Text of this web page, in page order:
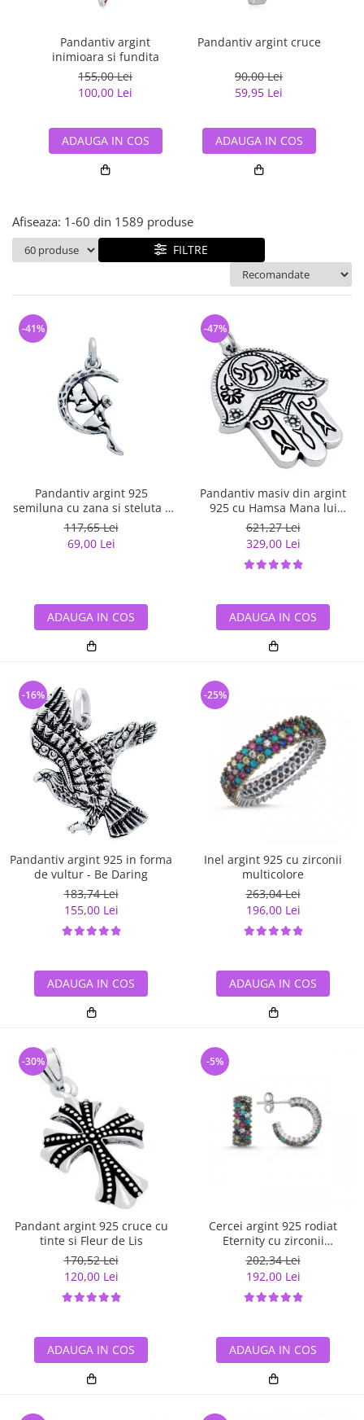
Bijuterii argint placat cu aur
Bijuterii gotice si rock
Bijuterii Handmade
Bijuterii fantezie
Bijuterii tungsten
Solutii si lavete de curatare
bijuterii argint
Pandantiv argint
inimioara si fundita
155,00 Lei
100,00 Lei
ADAUGA IN COS
Pandantiv argint cruce
90,00 Lei
59,95 Lei
ADAUGA IN COS
Afiseaza: 1-60 din 1589 produse
FILTRE
Pandantiv argint 925
semiluna cu zana si steluta -
Be Fantastic PSX0560
117,65 Lei
69,00 Lei
-41%
ADAUGA IN COS
Pandantiv masiv din argint
925 cu Hamsa Mana lui
Fatima
621,27 Lei
329,00 Lei
-47%
ADAUGA IN COS
Pandantiv argint 925 in forma
de vultur - Be Daring
183,74 Lei
155,00 Lei
-16%
ADAUGA IN COS
Inel argint 925 cu zirconii
multicolore
263,04 Lei
196,00 Lei
-25%
ADAUGA IN COS
Pandant argint 925 cruce cu
tinte si Fleur de Lis
170,52 Lei
120,00 Lei
-30%
ADAUGA IN COS
Cercei argint 925 rodiat
Eternity cu zirconii
multicolore ETU0028
202,34 Lei
192,00 Lei
-5%
ADAUGA IN COS